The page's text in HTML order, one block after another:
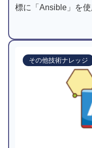
標に「Ansible」を
その他技術ナレッジ